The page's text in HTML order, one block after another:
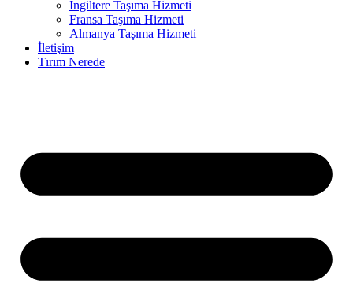
İngiltere Taşıma Hizmeti
Fransa Taşıma Hizmeti
Almanya Taşıma Hizmeti
İletişim
Tırım Nerede